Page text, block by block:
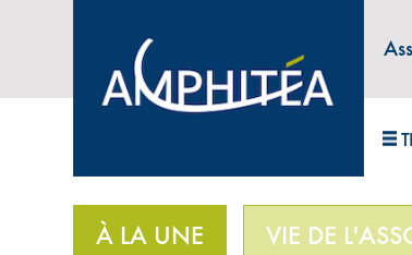
ABONNEZ-VOUS À LA LETTRE
À LA UNE VIE DE